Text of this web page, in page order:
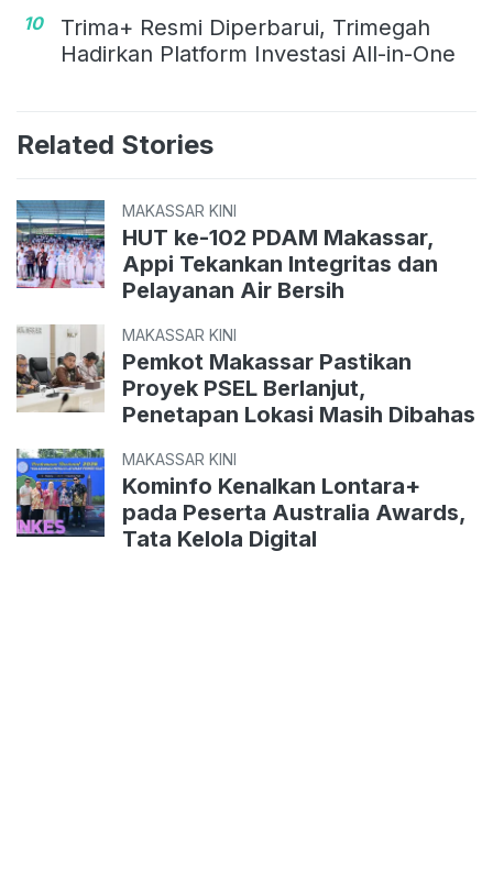
10
Trima+ Resmi Diperbarui, Trimegah
Hadirkan Platform Investasi All-in-One
Related Stories
MAKASSAR KINI
HUT ke-102 PDAM Makassar,
Appi Tekankan Integritas dan
Pelayanan Air Bersih
MAKASSAR KINI
Pemkot Makassar Pastikan
Proyek PSEL Berlanjut,
Penetapan Lokasi Masih Dibahas
MAKASSAR KINI
Kominfo Kenalkan Lontara+
pada Peserta Australia Awards,
Tata Kelola Digital